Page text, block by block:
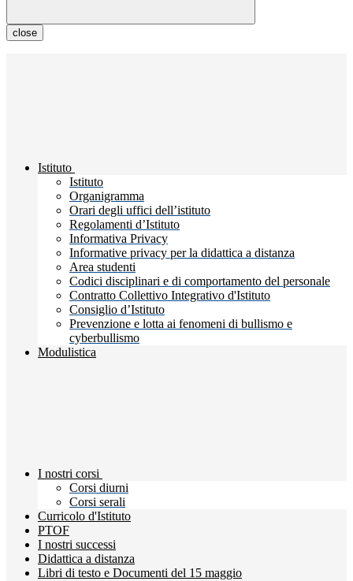
close
Istituto
Istituto
Organigramma
Orari degli uffici dell’istituto
Regolamenti d’Istituto
Informativa Privacy
Informative privacy per la didattica a distanza
Area studenti
Codici disciplinari e di comportamento del personale
Contratto Collettivo Integrativo d'Istituto
Consiglio d’Istituto
Prevenzione e lotta ai fenomeni di bullismo e
cyberbullismo
Modulistica
I nostri corsi
Corsi diurni
Corsi serali
Curricolo d'Istituto
PTOF
I nostri successi
Didattica a distanza
Libri di testo e Documenti del 15 maggio